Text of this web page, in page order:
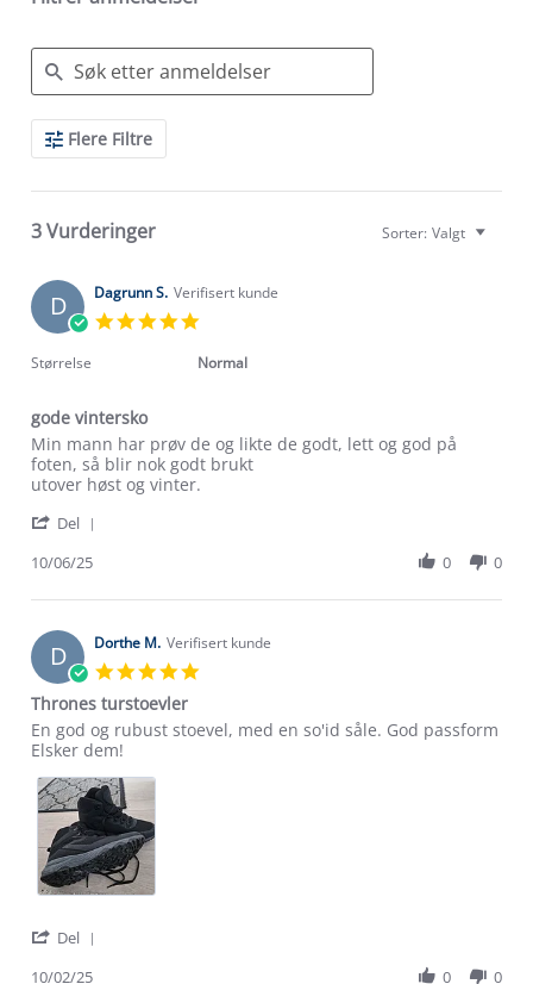
Search
ReviewsFlere Filtre
3 Vurderinger Sorter: Valgt
D Dagrunn S. Verifisert kunde
rating
Størrelse Normal
gode vintersko
Review
by
Dagrunn
on
Jun
review
stating
gode
Min mann har prøv de og likte de godt, lett og god på
foten, så blir nok godt brukt
utover høst og vinter.
Del
Dagrunn
on
10
Jun
2025
10/06/25 0 0
D Dorthe M. Verifisert kunde
Thrones turstoevler
Review
by
M.
on
Feb
2025
review
stating
turstoevler
En god og rubust stoevel, med en so'id såle. God passform
Elsker dem!
Del
10/02/25 0 0